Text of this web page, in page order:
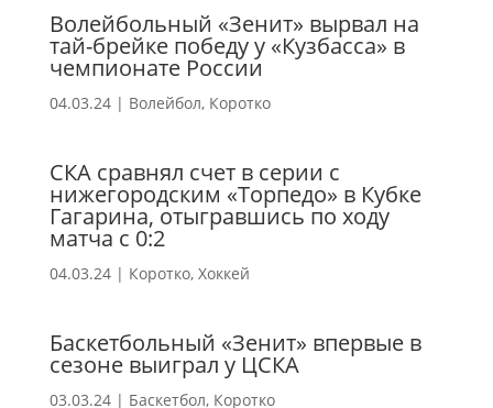
Волейбольный «Зенит» вырвал на
тай-брейке победу у «Кузбасса» в
чемпионате России
04.03.24| Волейбол, Коротко
СКА сравнял счет в серии с
нижегородским «Торпедо» в Кубке
Гагарина, отыгравшись по ходу
матча с 0:2
04.03.24| Коротко, Хоккей
Баскетбольный «Зенит» впервые в
сезоне выиграл у ЦСКА
03.03.24| Баскетбол, Коротко